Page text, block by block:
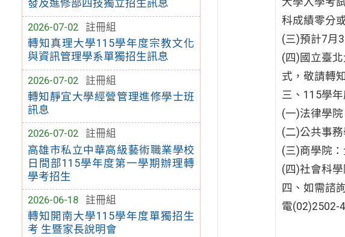
發及進修部四技獨立招生訊息
2026-07-02
註冊組
轉知真理大學115學年度宗教文化
與資訊管理學系單獨招生訊息
2026-07-02
註冊組
轉知靜宜大學經營管理進修學士班
訊息
2026-07-02
註冊組
高雄市私立中華高級藝術職業學校
日間部115學年度第一學期辦理轉
學考招生
2026-06-18
註冊組
轉知開南大學115學年度單獨招生
考 生暨家長說明會
科成績零分
(三)預計7月
(四)國立臺
式，敬請轉
三、115學
(一)法律學
(二)公共事
(三)商學院
(四)社會科
四、如需諮
電(02)2502-